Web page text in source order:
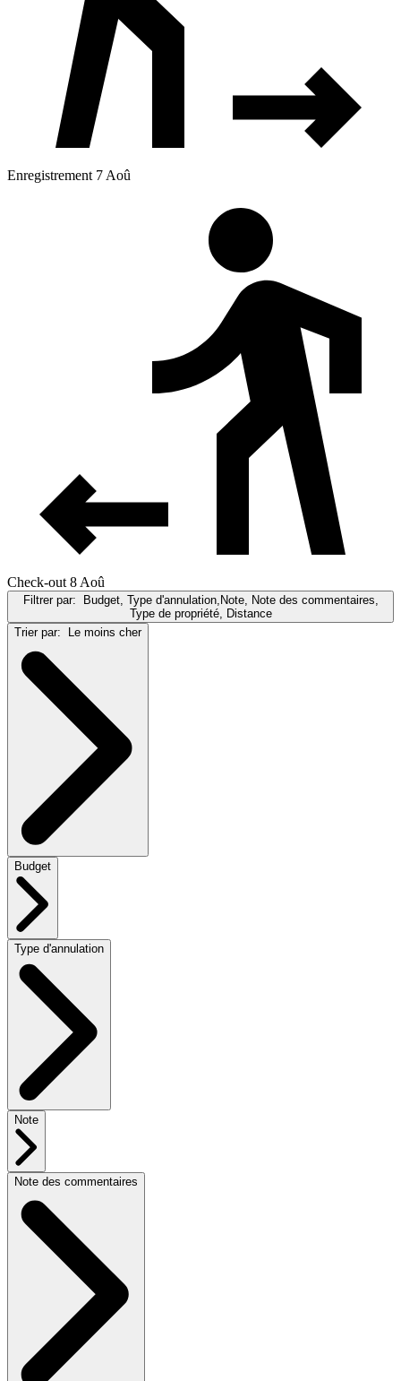
Enregistrement 7 Aoû
Check-out 8 Aoû
Filtrer par:
Budget, Type d'annulation,Note, Note des commentaires,
Type de propriété, Distance
Trier par:
Le moins cher
Budget
Type d'annulation
Note
Note des commentaires